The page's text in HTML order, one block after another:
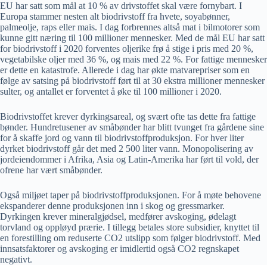
EU har satt som mål at 10 % av drivstoffet skal være fornybart. I
Europa stammer nesten alt biodrivstoff fra hvete, soyabønner,
palmeolje, raps eller mais. I dag forbrennes altså mat i bilmotorer som
kunne gitt næring til 100 millioner mennesker. Med de mål EU har satt
for biodrivstoff i 2020 forventes oljerike frø å stige i pris med 20 %,
vegetabilske oljer med 36 %, og mais med 22 %. For fattige mennesker
er dette en katastrofe. Allerede i dag har økte matvarepriser som en
følge av satsing på biodrivstoff ført til at 30 ekstra millioner mennesker
sulter, og antallet er forventet å øke til 100 millioner i 2020.
Biodrivstoffet krever dyrkingsareal, og svært ofte tas dette fra fattige
bønder. Hundretusener av småbønder har blitt tvunget fra gårdene sine
for å skaffe jord og vann til biodrivstoffproduksjon. For hver liter
dyrket biodrivstoff går det med 2 500 liter vann. Monopolisering av
jordeiendommer i Afrika, Asia og Latin-Amerika har ført til vold, der
ofrene har vært småbønder.
Også miljøet taper på biodrivstoffproduksjonen. For å møte behovene
ekspanderer denne produksjonen inn i skog og gressmarker.
Dyrkingen krever mineralgjødsel, medfører avskoging, ødelagt
torvland og oppløyd prærie. I tillegg betales store subsidier, knyttet til
en forestilling om reduserte CO2 utslipp som følger biodrivstoff. Med
innsatsfaktorer og avskoging er imidlertid også CO2 regnskapet
negativt.